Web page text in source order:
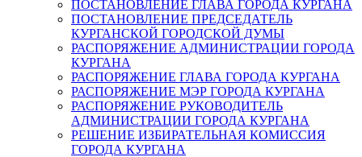
ПОСТАНОВЛЕНИЕ ГЛАВА ГОРОДА КУРГАНА
ПОСТАНОВЛЕНИЕ ПРЕДСЕДАТЕЛЬ
КУРГАНСКОЙ ГОРОДСКОЙ ДУМЫ
РАСПОРЯЖЕНИЕ АДМИНИСТРАЦИИ ГОРОДА
КУРГАНА
РАСПОРЯЖЕНИЕ ГЛАВА ГОРОДА КУРГАНА
РАСПОРЯЖЕНИЕ МЭР ГОРОДА КУРГАНА
РАСПОРЯЖЕНИЕ РУКОВОДИТЕЛЬ
АДМИНИСТРАЦИИ ГОРОДА КУРГАНА
РЕШЕНИЕ ИЗБИРАТЕЛЬНАЯ КОМИССИЯ
ГОРОДА КУРГАНА